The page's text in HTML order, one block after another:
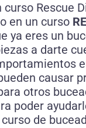
Rescue
en un curso
ya eres un
a darte
causar
otros
poder
de